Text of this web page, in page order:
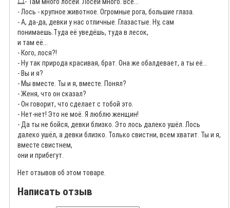
- Лось - крупное животное. Огромные рога, большие глаза.
- А, да-да, девки у нас отличные. Глазастые. Ну, сам
понимаешь.Туда её уведёшь, туда в лесок,
и там её...
- Кого, лося?!
- Ну так природа красивая, брат. Она же обалдевает, а ты её...
- Вы и я?
- Мы вместе. Ты и я, вместе. Понял?
- Женя, что он сказал?
- Он говорит, что сделает с тобой это.
- Нет-нет! Это не моё. Я люблю женщин!
- Да ты не бойся, девки близко. Это лось далеко ушёл. Лось
далеко ушёл, а девки близко. Только свистни, всем хватит. Ты и я,
вместе свистнем,
они и прибегут.
Нет отзывов об этом товаре.
Написать отзыв